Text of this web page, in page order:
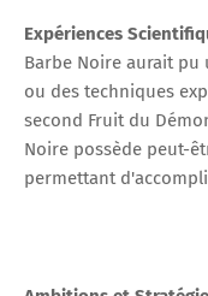
Expériences
Barbe Noire aurait pu
ou des techniques
second Fruit du
Noire possède peut-
permettant